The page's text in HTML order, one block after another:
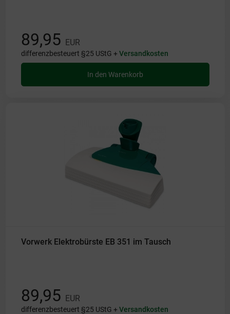
89,95 EUR
differenzbesteuert §25 UStG +Versandkosten
In den Warenkorb
Vorwerk Elektrobürste EB 351 im Tausch
89,95 EUR
differenzbesteuert §25 UStG +Versandkosten